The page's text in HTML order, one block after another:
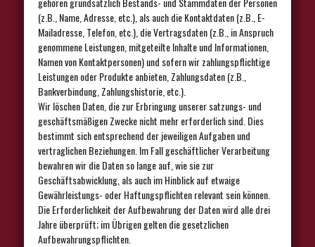
(z.B., Name, Adresse, etc.), als auch die Kontaktdaten (z.B., E-
Mailadresse, Telefon, etc.), die Vertragsdaten (z.B., in Anspruch
genommene Leistungen, mitgeteilte Inhalte und Informationen,
Namen von Kontaktpersonen) und sofern wir zahlungspflichtige
Leistungen oder Produkte anbieten, Zahlungsdaten (z.B.,
Bankverbindung, Zahlungshistorie, etc.).
Wir löschen Daten, die zur Erbringung unserer satzungs- und
geschäftsmäßigen Zwecke nicht mehr erforderlich sind. Dies
bestimmt sich entsprechend der jeweiligen Aufgaben und
vertraglichen Beziehungen. Im Fall geschäftlicher Verarbeitung
bewahren wir die Daten so lange auf, wie sie zur
Geschäftsabwicklung, als auch im Hinblick auf etwaige
Gewährleistungs- oder Haftungspflichten relevant sein können.
Die Erforderlichkeit der Aufbewahrung der Daten wird alle drei
Jahre überprüft; im Übrigen gelten die gesetzlichen
Aufbewahrungspflichten.